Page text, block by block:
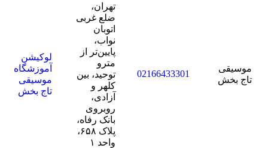
موسیقی
تاج بخش
02166433301
تهران،
ضلع غربی
اتوبان
نواب،
پایین‌تر از
مترو
توحید، بین
کلهر و
آزادی،
روبروی
بانک رفاه،
پلاک ۶۵۸،
واحد ۱
لوکیشن
آموزشگاه
موسیقی
تاج بخش